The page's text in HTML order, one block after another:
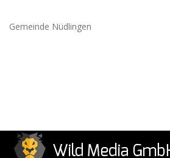
Gemeinde Nüdlingen